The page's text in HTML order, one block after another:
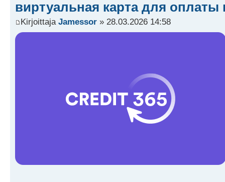
виртуальная карта для оплаты
Kirjoittaja Jamessor » 28.03.2026 14:58